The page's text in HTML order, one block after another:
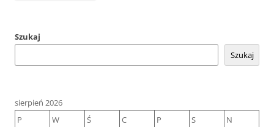
Szukaj
Szukaj
sierpień 2026
P
W Ś C P S
N